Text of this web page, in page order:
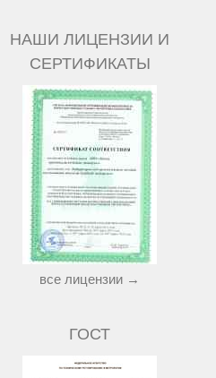
НАШИ ЛИЦЕНЗИИ И
СЕРТИФИКАТЫ
все лицензии →
ГОСТ